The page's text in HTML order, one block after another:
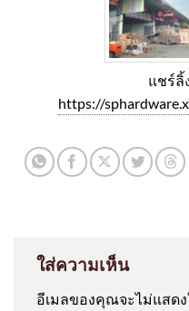
แชร์ลิ้
https://
ใส่ความเห็น
อีเมลของคุณจะไม่แสด